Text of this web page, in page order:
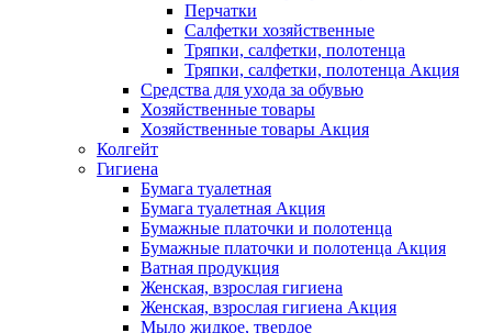
Перчатки
Салфетки хозяйственные
Тряпки, салфетки, полотенца
Тряпки, салфетки, полотенца Акция
Средства для ухода за обувью
Хозяйственные товары
Хозяйственные товары Акция
Колгейт
Гигиена
Бумага туалетная
Бумага туалетная Акция
Бумажные платочки и полотенца
Бумажные платочки и полотенца Акция
Ватная продукция
Женская, взрослая гигиена
Женская, взрослая гигиена Акция
Мыло жидкое, твердое